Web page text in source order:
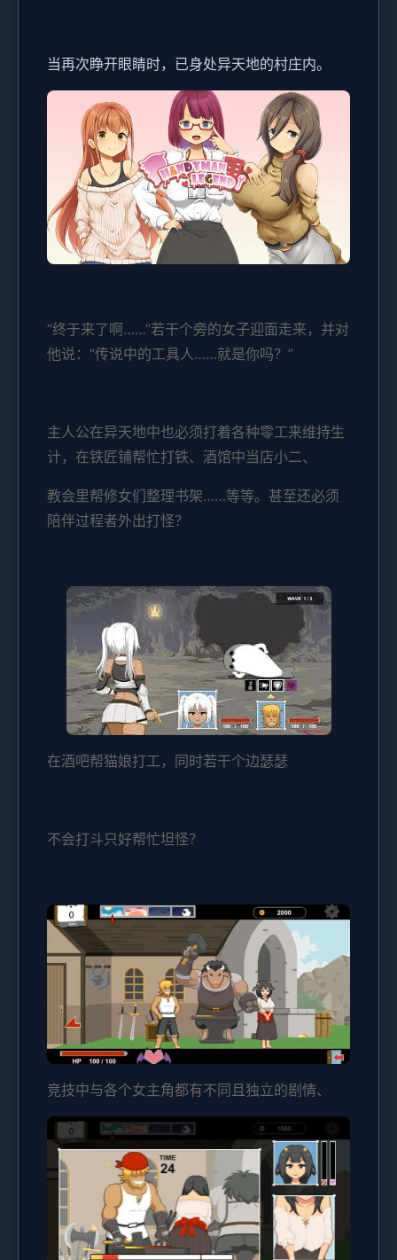
当再次睁开眼睛时，已身处异天地的村庄内。
“终于来了啊……”若干个旁的女子迎面走来，并对
他说：“传说中的工具人……就是你吗？”
主人公在异天地中也必须打着各种零工来维持生
计，在铁匠铺帮忙打铁、酒馆中当店小二、
教会里帮修女们整理书架……等等。甚至还必须
陪伴过程者外出打怪？
在酒吧帮猫娘打工，同时若干个边瑟瑟
不会打斗只好帮忙坦怪？
竞技中与各个女主角都有不同且独立的剧情、